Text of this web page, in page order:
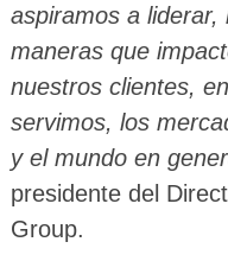
aspiramos a
maneras que
nuestros clientes,
servimos, los
y el mundo en
presidente del
Group.